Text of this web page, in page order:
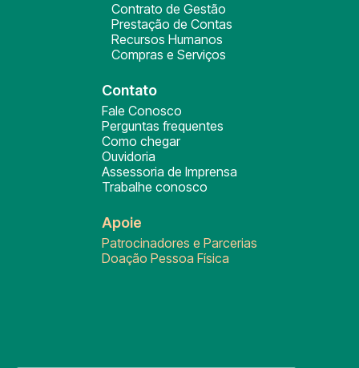
Contrato de Gestão
Prestação de Contas
Recursos Humanos
Compras e Serviços
Contato
Fale Conosco
Perguntas frequentes
Como chegar
Ouvidoria
Assessoria de Imprensa
Trabalhe conosco
Apoie
Patrocinadores e Parcerias
Doação Pessoa Física